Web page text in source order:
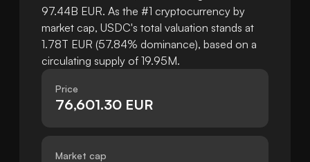
97.44B EUR. As the #1 cryptocurrency by
market cap, USDC's total valuation stands at
1.78T EUR (57.84% dominance), based on a
circulating supply of 19.95M.
Price
76,601.30 EUR
Market cap